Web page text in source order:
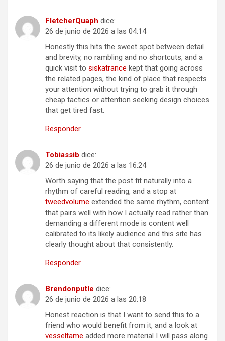
FletcherQuaph dice:
26 de junio de 2026 a las 04:14
Honestly this hits the sweet spot between detail
and brevity, no rambling and no shortcuts, and a
quick visit to siskatrance kept that going across
the related pages, the kind of place that respects
your attention without trying to grab it through
cheap tactics or attention seeking design choices
that get tired fast.
Responder
Tobiassib dice:
26 de junio de 2026 a las 16:24
Worth saying that the post fit naturally into a
rhythm of careful reading, and a stop at
tweedvolume extended the same rhythm, content
that pairs well with how I actually read rather than
demanding a different mode is content well
calibrated to its likely audience and this site has
clearly thought about that consistently.
Responder
Brendonputle dice:
26 de junio de 2026 a las 20:18
Honest reaction is that I want to send this to a
friend who would benefit from it, and a look at
vesseltame added more material I will pass along